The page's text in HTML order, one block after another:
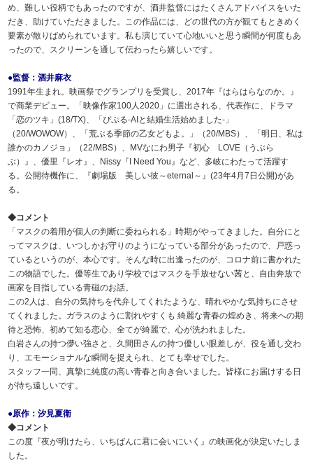
め、難しい役柄でもあったのですが、酒井監督にはたくさんアドバイスをいた
だき、助けていただきました。この作品には、どの世代の方が観てもときめく
要素が散りばめられています。私も演じていて心地いいと思う瞬間が何度もあ
ったので、スクリーンを通して伝わったら嬉しいです。
●監督：酒井麻衣
1991年生まれ。映画祭でグランプリを受賞し、2017年『はらはらなのか。』
で商業デビュー。「映像作家100人2020」に選出される、代表作に、ドラマ
「恋のツキ」(18/TX)、「ぴぷる-AIと結婚生活始めました-」
（20/WOWOW）、「荒ぶる季節の乙女どもよ。」（20/MBS）、「明日、私は
誰かのカノジョ」（22/MBS）、MVなにわ男子『初心 LOVE（うぶら
ぶ）』、優里『レオ』、Nissy『I Need You』など、多岐にわたって活躍す
る。公開待機作に、『劇場版 美しい彼～eternal～』(23年4月7日公開)があ
る。
◆コメント
「マスクの着用が個人の判断に委ねられる」時期がやってきました。自分にと
ってマスクは、いつしかお守りのようになっている部分があったので、戸惑っ
ているというのが、本心です。そんな時に出逢ったのが、コロナ前に書かれた
この物語でした。優等生であり学校ではマスクを手放せない茜と、自由奔放で
画家を目指している青磁のお話。
この2人は、自分の気持ちを代弁してくれたような、晴れやかな気持ちにさせ
てくれました。ガラスのように割れやすくも 綺麗な青春の煌めき、将来への期
待と恐怖、初めて知る恋心、全てが綺麗で、心が洗われました。
白岩さんの持つ儚い強さと、久間田さんの持つ優しい眼差しが、役を通し交わ
り、エモーショナルな瞬間を捉えられ、とても幸せでした。
スタッフ一同、真摯に純度の高い青春と向き合いました。皆様にお届けする日
が待ち遠しいです。
●原作：汐見夏衛
◆コメント
この度『夜が明けたら、いちばんに君に会いにいく』の映画化が決定いたしま
した。